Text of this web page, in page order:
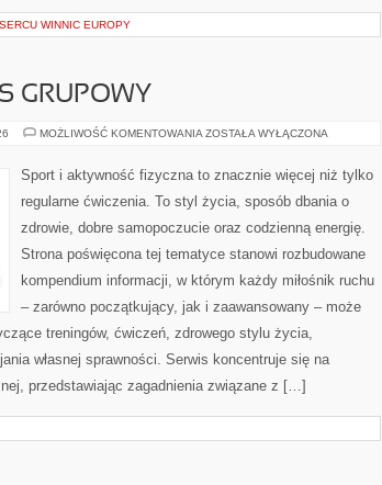
WINNIC EUROPY
GRUPOWY
MOŻLIWOŚĆ KOMENTOWANIA AEROBIK
GRUPOWY
ZOSTAŁA WYŁĄCZONA
Sport i aktywność fizyczna to znacznie więcej niż tylko
regularne ćwiczenia. To styl życia, sposób dbania o
zdrowie, dobre samopoczucie oraz codzienną energię.
Strona poświęcona tej tematyce stanowi rozbudowane
kompendium informacji, w którym każdy miłośnik ruchu
– zarówno początkujący, jak i zaawansowany – może
treningów, ćwiczeń, zdrowego stylu życia,
własnej sprawności. Serwis koncentruje się na
przedstawiając zagadnienia związane z […]